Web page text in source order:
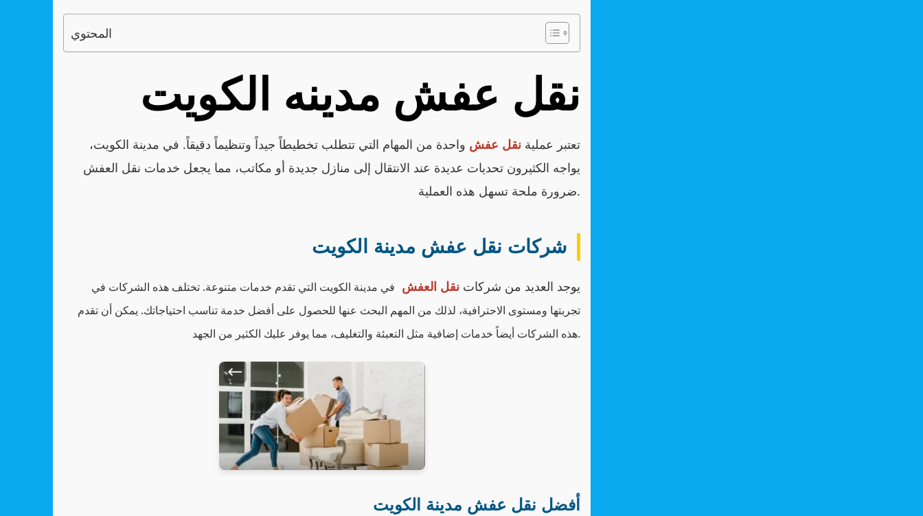
المحتوي
نقل عفش مدينه الكويت
تعتبر عملية نقل عفش واحدة من المهام التي تتطلب تخطيطاً جيداً وتنظيماً دقيقاً. في مدينة الكويت،
يواجه الكثيرون تحديات عديدة عند الانتقال إلى منازل جديدة أو مكاتب، مما يجعل خدمات نقل العفش
ضرورة ملحة تسهل هذه العملية.
شركات نقل عفش مدينة الكويت
يوجد العديد من شركات نقل العفش في مدينة الكويت التي تقدم خدمات متنوعة. تختلف هذه الشركات في
تجربتها ومستوى الاحترافية، لذلك من المهم البحث عنها للحصول على أفضل خدمة تناسب احتياجاتك. يمكن أن تقدم
هذه الشركات أيضاً خدمات إضافية مثل التعبئة والتغليف، مما يوفر عليك الكثير من الجهد.
أفضل نقل عفش مدينة الكويت